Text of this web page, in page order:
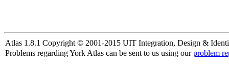
Atlas 1.8.1 Copyright © 2001-2015 UIT Integration, Design &
Problems regarding York Atlas can be sent to us using ourproblem